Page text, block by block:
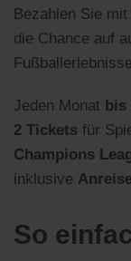
Bezahlen Sie
die Chance auf
Jeden Monat bis
2 Tickets für
Champions
inklusive
So